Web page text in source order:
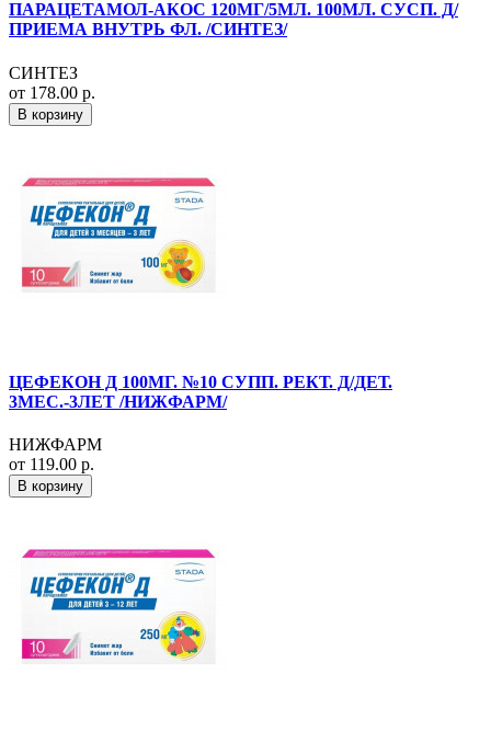
ПАРАЦЕТАМОЛ-АКОС 120МГ/5МЛ. 100МЛ. СУСП. Д/
ПРИЕМА ВНУТРЬ ФЛ. /СИНТЕЗ/
СИНТЕЗ
от 178.00 р.
В корзину
ЦЕФЕКОН Д 100МГ. №10 СУПП. РЕКТ. Д/ДЕТ.
3МЕС.-3ЛЕТ /НИЖФАРМ/
НИЖФАРМ
от 119.00 р.
В корзину